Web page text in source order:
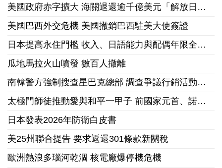
美國政府赤字擴大 海關退還逾千億美元「解放日」關稅
美國巴西外交危機 美國撤銷巴西駐美大使簽證
日本提高永住門檻 收入、日語能力與配偶年限全面收緊
瓜地馬拉火山噴發 數百人撤離
南韓警方強制搜查星巴克總部 調查爭議行銷活動「坦克日」
太極門師徒推動愛與和平一甲子 前國家元首、諾貝爾和平獎獲獎組織領袖來台祝賀
日本發表2026年防衛白皮書
美25州聯合提告 要求返還301條款新關稅
歐洲熱浪多瑙河乾涸 核電廠爆停機危機